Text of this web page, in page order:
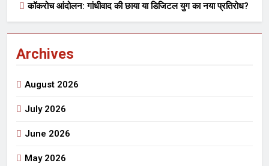
कॉकरोच आंदोलन: गांधीवाद की छाया या डिजिटल युग का नया प्रतिरोध?
Archives
August 2026
July 2026
June 2026
May 2026